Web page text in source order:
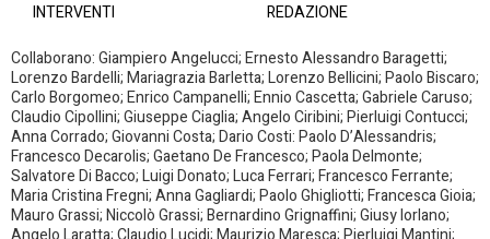
INTERVENTI
REDAZIONE
Collaborano: Giampiero Angelucci; Ernesto Alessandro Baragetti;
Lorenzo Bardelli; Mariagrazia Barletta; Lorenzo Bellicini; Paolo Biscaro;
Carlo Borgomeo; Enrico Campanelli; Ennio Cascetta; Gabriele Caruso;
Claudio Cipollini; Giuseppe Ciaglia; Angelo Ciribini; Pierluigi Contucci;
Anna Corrado; Giovanni Costa; Dario Costi: Paolo D’Alessandris;
Francesco Decarolis; Gaetano De Francesco; Paola Delmonte;
Salvatore Di Bacco; Luigi Donato; Luca Ferrari; Francesco Ferrante;
Maria Cristina Fregni; Anna Gagliardi; Paolo Ghigliotti; Francesca Gioia;
Mauro Grassi; Niccolò Grassi; Bernardino Grignaffini; Giusy Iorlano;